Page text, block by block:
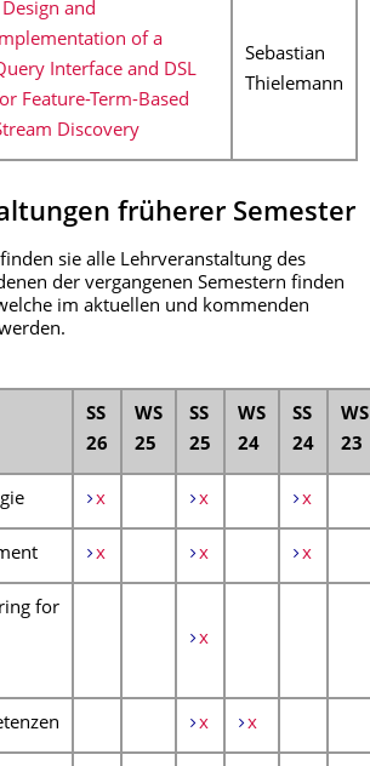
Design and
of a
Interface and DSL
Feature-Term-Based
Discovery
Sebastian
Thielemann
früherer Semester
sie alle Lehrveranstaltung des
der vergangenen Semestern finden
im aktuellen und kommenden
SS
26
WS
25
SS
25
WS
24
SS
24
WS
23
x x x
x x x
for
x
x x